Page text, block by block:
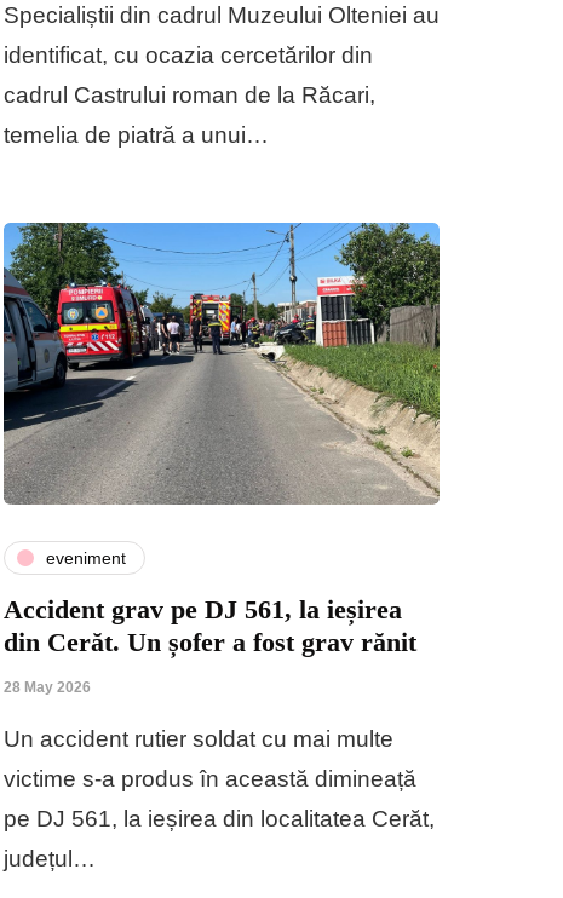
Specialiștii din cadrul Muzeului Olteniei au
identificat, cu ocazia cercetărilor din
cadrul Castrului roman de la Răcari,
temelia de piatră a unui…
eveniment
Accident grav pe DJ 561, la ieșirea
din Cerăt. Un șofer a fost grav rănit
28 May 2026
Un accident rutier soldat cu mai multe
victime s-a produs în această dimineață
pe DJ 561, la ieșirea din localitatea Cerăt,
județul…